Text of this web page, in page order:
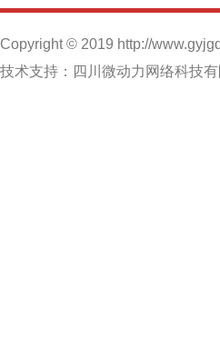
Copyright © 2019 http://
技术支持：四川微动力网络科技有